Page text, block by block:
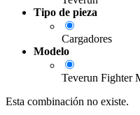
Tipo de pieza
Cargadores
Modelo
Teverun Fighter
Esta combinación no existe.